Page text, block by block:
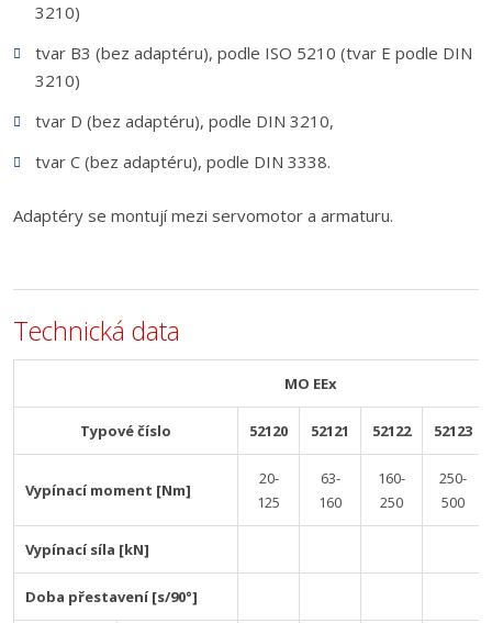
3210)
tvar B3 (bez adaptéru), podle ISO 5210 (tvar E podle DIN
3210)
tvar D (bez adaptéru), podle DIN 3210,
tvar C (bez adaptéru), podle DIN 3338.
Adaptéry se montují mezi servomotor a armaturu.
Technická data
MO EEx
Typové číslo 52120 52121 52122 52123
Vypínací moment [Nm]
20-
125
63-
160
160-
250
250-
500
Vypínací síla [kN]
Doba přestavení [s/90°]